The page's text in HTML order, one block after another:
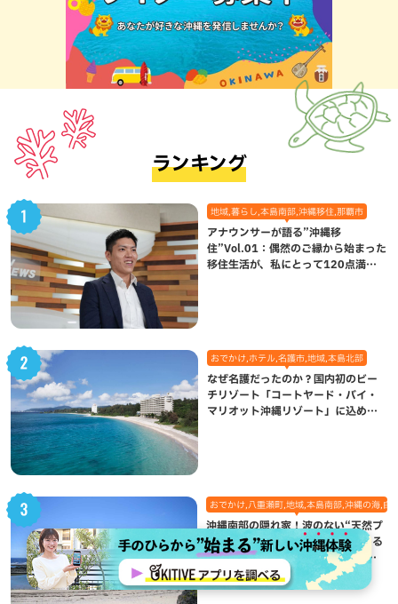
ランキング
地域,暮らし,本島南部,沖縄移住,那覇市
アナウンサーが語る”沖縄移
住”Vol.01：偶然のご縁から始まった
移住生活が、私にとって120点満点
おでかけ,ホテル,名護市,地域,本島北部
なぜ名護だったのか？国内初のビー
チリゾート「コートヤード・バイ・
マリオット沖縄リゾート」に込めら
おでかけ,八重瀬町,地域,本島南部,沖縄の海,自
沖縄南部の隠れ家！波のない“天然プ
ール”で遊んで熱帯魚観察も楽しめる
個性あふれる「玻名城の郷ビーチ」
（八重瀬町）